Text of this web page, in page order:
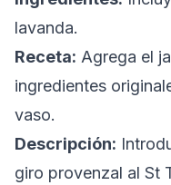
lavanda.
Receta: Agrega el
ingredientes
vaso.
Descripción:
giro provenzal al St